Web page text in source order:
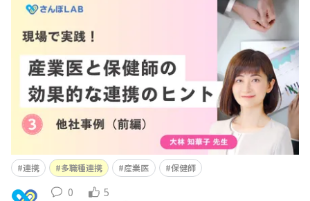
の付け方産業医と勤務部が異なる場合の対応産業医から適
切な情報共有を頂くための方法 2024年10月10日に実施し
たウェビナーのアーカイブ動画です。 産業医ともっとう
まく連携したい！そんな方へ。 短い時間
連携 多職種連携 産業医 保健師
0 5